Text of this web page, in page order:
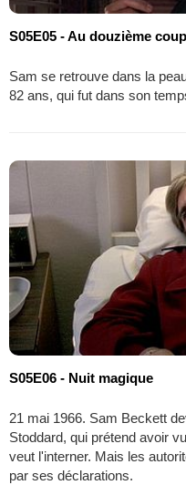
S05E05 - Au douzième
Sam se retrouve dans la
82 ans, qui fut dans son
S05E06 - Nuit magique
21 mai 1966. Sam Beckett
Stoddard, qui prétend avoir
veut l'interner. Mais les
par ses déclarations.